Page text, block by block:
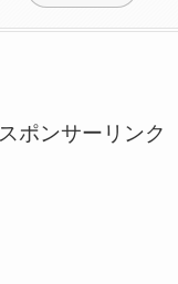
スポンサーリンク